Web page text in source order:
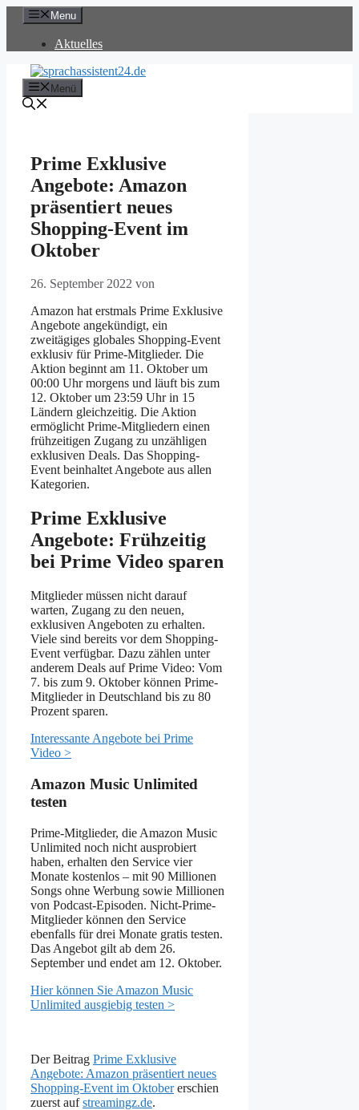
Zum
Inhalt
springen
Menu
Aktuelles
Menü
Prime Exklusive
Angebote: Amazon
präsentiert neues
Shopping-Event im
Oktober
26. September 2022 von
Amazon hat erstmals Prime Exklusive
Angebote angekündigt, ein
zweitägiges globales Shopping-Event
exklusiv für Prime-Mitglieder. Die
Aktion beginnt am 11. Oktober um
00:00 Uhr morgens und läuft bis zum
12. Oktober um 23:59 Uhr in 15
Ländern gleichzeitig. Die Aktion
ermöglicht Prime-Mitgliedern einen
frühzeitigen Zugang zu unzähligen
exklusiven Deals. Das Shopping-
Event beinhaltet Angebote aus allen
Kategorien.
Prime Exklusive
Angebote: Frühzeitig
bei Prime Video sparen
Mitglieder müssen nicht darauf
warten, Zugang zu den neuen,
exklusiven Angeboten zu erhalten.
Viele sind bereits vor dem Shopping-
Event verfügbar. Dazu zählen unter
anderem Deals auf Prime Video: Vom
7. bis zum 9. Oktober können Prime-
Mitglieder in Deutschland bis zu 80
Prozent sparen.
Interessante Angebote bei Prime
Video >
Amazon Music Unlimited
testen
Prime-Mitglieder, die Amazon Music
Unlimited noch nicht ausprobiert
haben, erhalten den Service vier
Monate kostenlos – mit 90 Millionen
Songs ohne Werbung sowie Millionen
von Podcast-Episoden. Nicht-Prime-
Mitglieder können den Service
ebenfalls für drei Monate gratis testen.
Das Angebot gilt ab dem 26.
September und endet am 12. Oktober.
Hier können Sie Amazon Music
Unlimited ausgiebig testen >
Der Beitrag Prime Exklusive
Angebote: Amazon präsentiert neues
Shopping-Event im Oktobererschien
zuerst aufstreamingz.de.